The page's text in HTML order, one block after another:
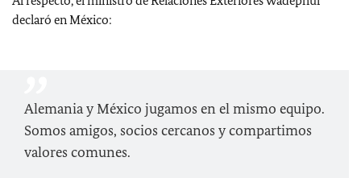
declaró en México:
Alemania y México jugamos en el mismo equipo.
Somos amigos, socios cercanos y compartimos
valores comunes.